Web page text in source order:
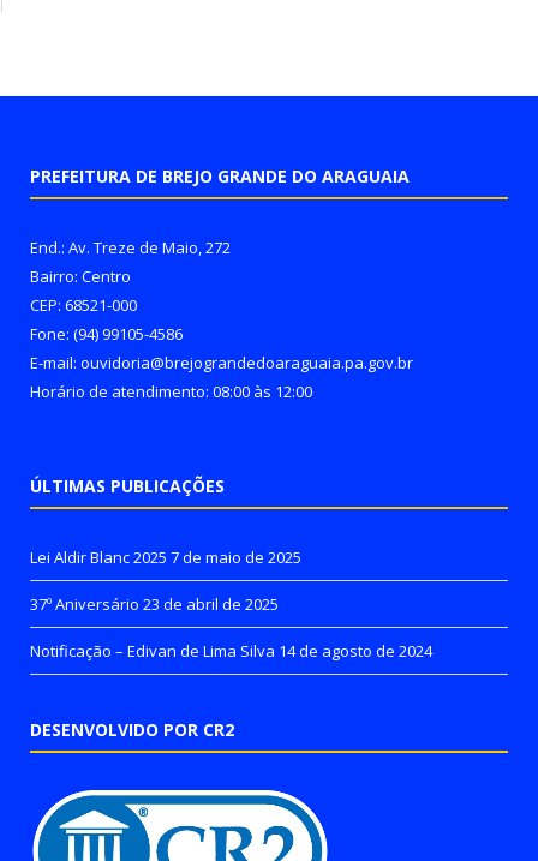
PREFEITURA DE BREJO GRANDE DO ARAGUAIA
End.: Av. Treze de Maio, 272
Bairro: Centro
CEP: 68521-000
Fone: (94) 99105-4586
E-mail: ouvidoria@brejograndedoaraguaia.pa.gov.br
Horário de atendimento: 08:00 às 12:00
ÚLTIMAS PUBLICAÇÕES
Lei Aldir Blanc 2025 7 de maio de 2025
37º Aniversário 23 de abril de 2025
Notificação – Edivan de Lima Silva 14 de agosto de 2024
DESENVOLVIDO POR CR2